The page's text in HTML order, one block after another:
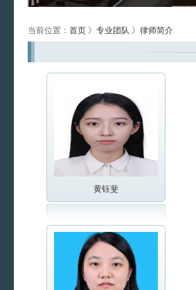
当前位置： 首页 》 专业团队 》 律师简介
黄钰斐